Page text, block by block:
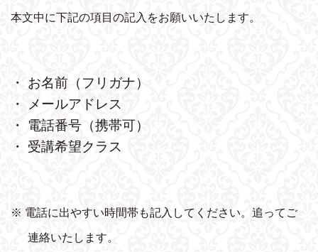
本文中に下記の項目の記入をお願いいたします。
・ お名前（フリガナ）
・ メールアドレス
・ 電話番号（携帯可）
・ 受講希望クラス
※ 電話に出やすい時間帯も記入してください。追ってご
連絡いたします。